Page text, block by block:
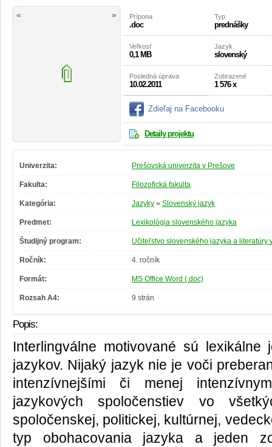
« » Prípona
.doc
Typ
prednášky
Veľkosť
0,1 MB
Jazyk
slovenský
Posledná úprava
10.02.2011
Zobrazené
1 576 x
Zdieľaj na Facebooku
Detaily projektu
Univerzita: Prešovská univerzita v Prešove
Fakulta: Filozofická fakulta
Kategória: Jazyky » Slovenský jazyk
Predmet: Lexikológia slovenského jazyka
Študijný program: Učiteľstvo slovenského jazyka a literatúry
Ročník: 4. ročník
Formát: MS Office Word (.doc)
Rozsah A4: 9 strán
Popis:
Interlingválne motivované sú
jazykov. Nijaký jazyk nie je voči
intenzívnejšími či menej
jazykových spoločenstiev vo
spoločenskej, politickej, kultúrnej,
typ obohacovania jazyka a jeden